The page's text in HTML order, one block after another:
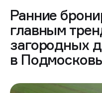
Ранние
главным
загородных
в